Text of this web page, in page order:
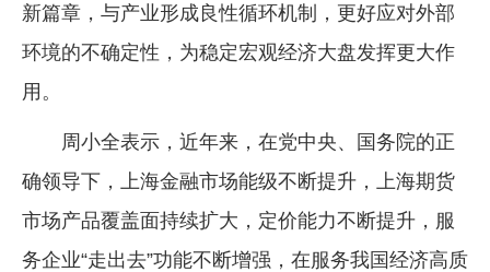
新篇章，与产业形成良性循环机制，更好应对外部
环境的不确定性，为稳定宏观经济大盘发挥更大作
用。
周小全表示，近年来，在党中央、国务院的正
确领导下，上海金融市场能级不断提升，上海期货
市场产品覆盖面持续扩大，定价能力不断提升，服
务企业“走出去”功能不断增强，在服务我国经济高质